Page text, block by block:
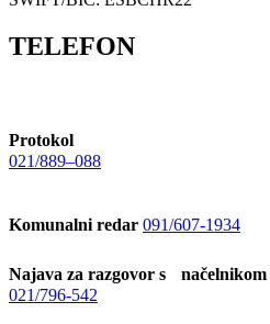
TELEFON
Protokol
021/889–088
Komunalni redar 091/607-1934
Najava za razgovor s načelnikom
021/796-542